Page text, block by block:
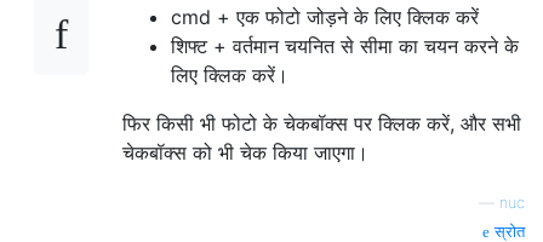
cmd + एक फोटो जोड़ने के लिए क्लिक करें
शिफ्ट + वर्तमान चयनित से सीमा का चयन करने के
लिए क्लिक करें।
फिर किसी भी फोटो के चेकबॉक्स पर क्लिक करें, और सभी
चेकबॉक्स को भी चेक किया जाएगा।
nuc
स्रोत